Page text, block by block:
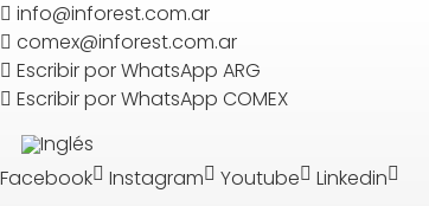
info@inforest.com.ar
comex@inforest.com.ar
Escribir por WhatsApp ARG
Escribir por WhatsApp COMEX
Facebook Instagram Youtube Linkedin
Search
BUSCAR